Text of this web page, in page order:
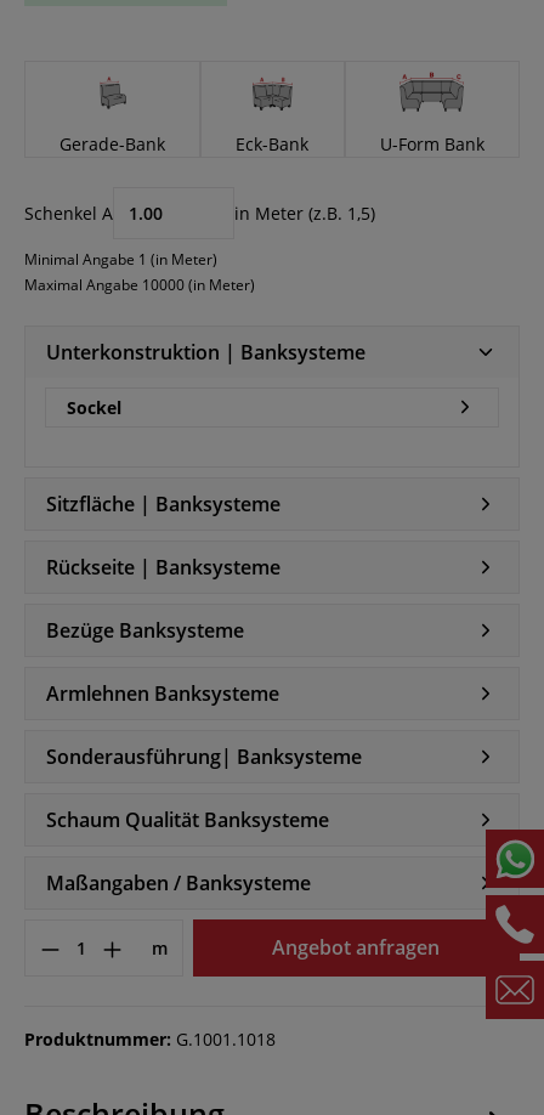
Gerade-Bank Eck-Bank U-Form Bank
Schenkel A in Meter (z.B. 1,5)
Minimal Angabe 1 (in Meter)
Maximal Angabe 10000 (in Meter)
Unterkonstruktion | Banksysteme
Sockel
Sitzfläche | Banksysteme
Rückseite | Banksysteme
Bezüge Banksysteme
Armlehnen Banksysteme
Sonderausführung| Banksysteme
Schaum Qualität Banksysteme
Maßangaben / Banksysteme
m Angebot anfragen
Produktnummer: G.1001.1018